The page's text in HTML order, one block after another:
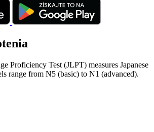
Proficiency Test (JLPT) measures Japanese
range from N5 (basic) to N1 (advanced).